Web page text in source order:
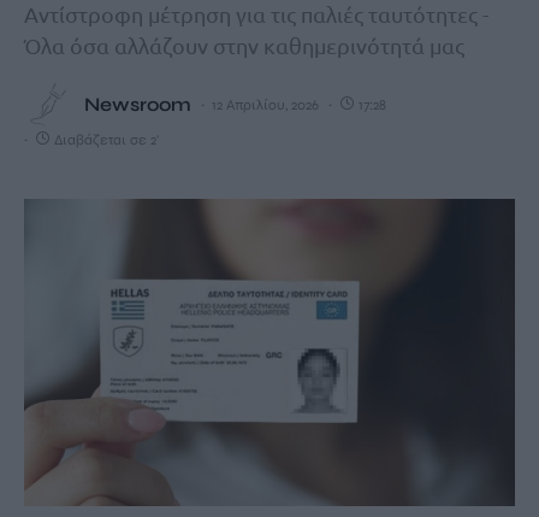
Αντίστροφη μέτρηση για τις παλιές ταυτότητες -
Όλα όσα αλλάζουν στην καθημερινότητά μας
Newsroom 12 Απριλίου, 2026 17:28
Διαβάζεται σε 2'